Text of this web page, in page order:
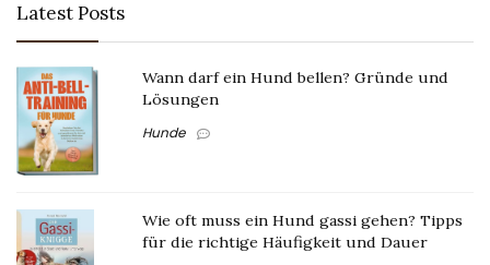
Latest Posts
Wann darf ein Hund bellen? Gründe und
Lösungen
Hunde
Wie oft muss ein Hund gassi gehen? Tipps
für die richtige Häufigkeit und Dauer